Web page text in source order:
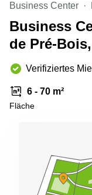
mieten
Luzern
Business
Center
Center
Zug
Zugerstrasse
Glärnischstrasse
13 Wil
Werftestrasse
Business Center
Business
de Pré-
Verifiziertes
6 - 70 m²
Fläche